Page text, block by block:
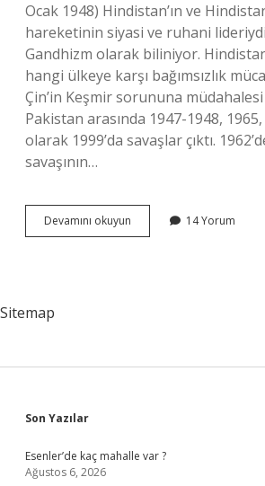
Ocak 1948) Hindistan’ın ve
hareketinin siyasi ve ruhani
Gandhizm olarak biliniyor.
hangi ülkeye karşı bağımsızlık
Çin’in Keşmir sorununa
Pakistan arasında 1947-1948,
olarak 1999’da savaşlar çıktı.
savaşının…
Devamını okuyun Hindistandaki
Müslümanların
14 Yorum
Sitemap
Sidebar
Son Yazılar
Esenler’de kaç mahalle var ?
Ağustos 6, 2026